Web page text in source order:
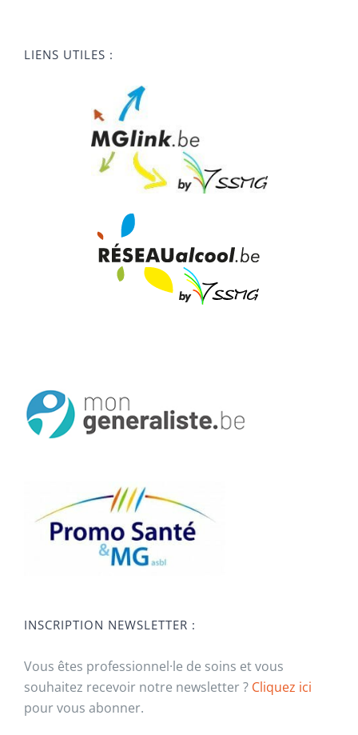
LIENS UTILES :
INSCRIPTION NEWSLETTER :
Vous êtes professionnel·le de soins et vous
souhaitez recevoir notre newsletter ? Cliquez ici
pour vous abonner.